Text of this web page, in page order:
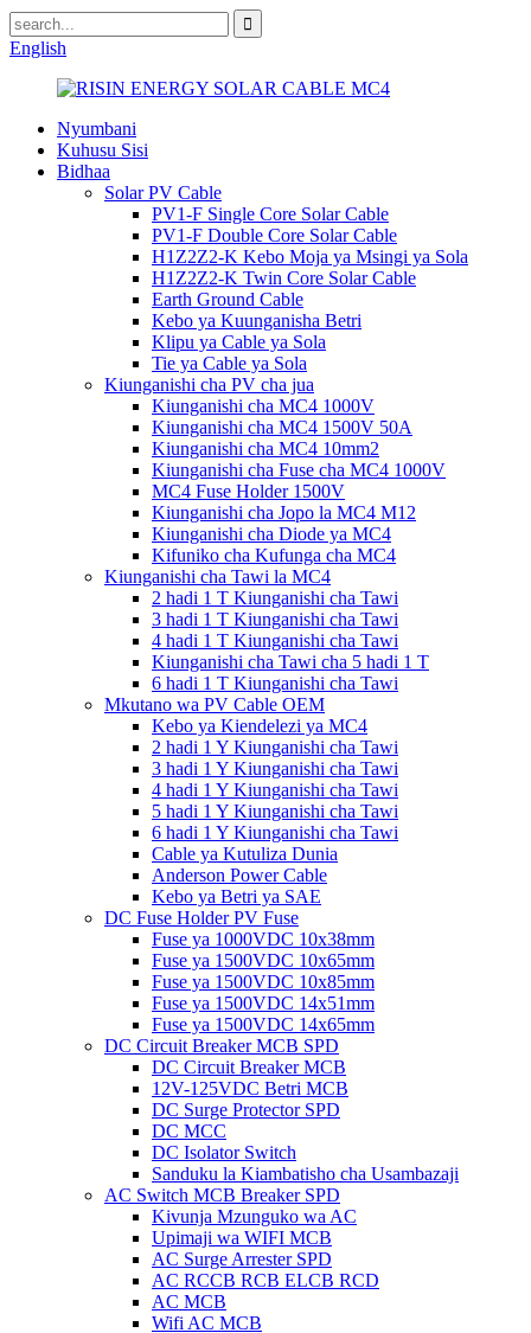
English
Nyumbani
Kuhusu Sisi
Bidhaa
Solar PV Cable
PV1-F Single Core Solar Cable
PV1-F Double Core Solar Cable
H1Z2Z2-K Kebo Moja ya Msingi ya Sola
H1Z2Z2-K Twin Core Solar Cable
Earth Ground Cable
Kebo ya Kuunganisha Betri
Klipu ya Cable ya Sola
Tie ya Cable ya Sola
Kiunganishi cha PV cha jua
Kiunganishi cha MC4 1000V
Kiunganishi cha MC4 1500V 50A
Kiunganishi cha MC4 10mm2
Kiunganishi cha Fuse cha MC4 1000V
MC4 Fuse Holder 1500V
Kiunganishi cha Jopo la MC4 M12
Kiunganishi cha Diode ya MC4
Kifuniko cha Kufunga cha MC4
Kiunganishi cha Tawi la MC4
2 hadi 1 T Kiunganishi cha Tawi
3 hadi 1 T Kiunganishi cha Tawi
4 hadi 1 T Kiunganishi cha Tawi
Kiunganishi cha Tawi cha 5 hadi 1 T
6 hadi 1 T Kiunganishi cha Tawi
Mkutano wa PV Cable OEM
Kebo ya Kiendelezi ya MC4
2 hadi 1 Y Kiunganishi cha Tawi
3 hadi 1 Y Kiunganishi cha Tawi
4 hadi 1 Y Kiunganishi cha Tawi
5 hadi 1 Y Kiunganishi cha Tawi
6 hadi 1 Y Kiunganishi cha Tawi
Cable ya Kutuliza Dunia
Anderson Power Cable
Kebo ya Betri ya SAE
DC Fuse Holder PV Fuse
Fuse ya 1000VDC 10x38mm
Fuse ya 1500VDC 10x65mm
Fuse ya 1500VDC 10x85mm
Fuse ya 1500VDC 14x51mm
Fuse ya 1500VDC 14x65mm
DC Circuit Breaker MCB SPD
DC Circuit Breaker MCB
12V-125VDC Betri MCB
DC Surge Protector SPD
DC MCC
DC Isolator Switch
Sanduku la Kiambatisho cha Usambazaji
AC Switch MCB Breaker SPD
Kivunja Mzunguko wa AC
Upimaji wa WIFI MCB
AC Surge Arrester SPD
AC RCCB RCB ELCB RCD
AC MCB
Wifi AC MCB